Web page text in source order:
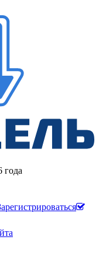
года